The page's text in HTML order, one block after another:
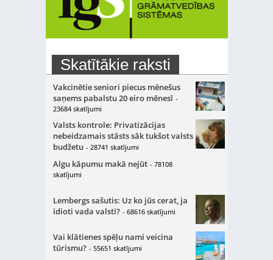
Skatītākie raksti
Vakcinētie seniori piecus mēnešus
saņems pabalstu 20 eiro mēnesī -
23684 skatījumi
Valsts kontrole: Privatizācijas
nebeidzamais stāsts sāk tukšot valsts
budžetu - 28741 skatījumi
Algu kāpumu makā nejūt - 78108
skatījumi
Lembergs sašutis: Uz ko jūs cerat, ja
idioti vada valsti? - 68616 skatījumi
Vai klātienes spēļu nami veicina
tūrismu? - 55651 skatījumi